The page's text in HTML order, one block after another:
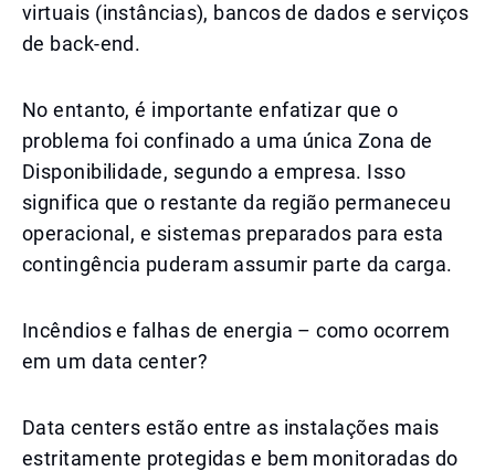
virtuais (instâncias), bancos de dados e serviços
de back-end.
No entanto, é importante enfatizar que o
problema foi confinado a uma única Zona de
Disponibilidade, segundo a empresa. Isso
significa que o restante da região permaneceu
operacional, e sistemas preparados para esta
contingência puderam assumir parte da carga.
Incêndios e falhas de energia – como ocorrem
em um data center?
Data centers estão entre as instalações mais
estritamente protegidas e bem monitoradas do